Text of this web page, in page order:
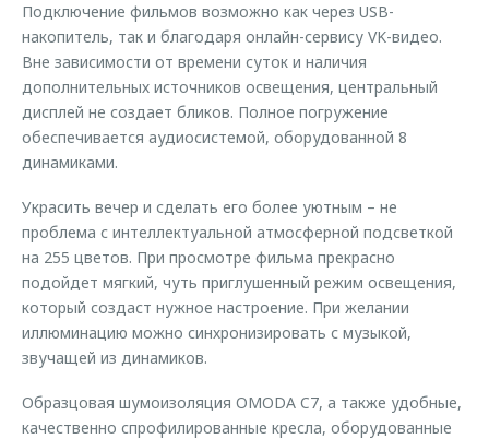
Подключение фильмов возможно как через USB-
накопитель, так и благодаря онлайн-сервису VK-видео.
Вне зависимости от времени суток и наличия
дополнительных источников освещения, центральный
дисплей не создает бликов. Полное погружение
обеспечивается аудиосистемой, оборудованной 8
динамиками.
Украсить вечер и сделать его более уютным – не
проблема с интеллектуальной атмосферной подсветкой
на 255 цветов. При просмотре фильма прекрасно
подойдет мягкий, чуть приглушенный режим освещения,
который создаст нужное настроение. При желании
иллюминацию можно синхронизировать с музыкой,
звучащей из динамиков.
Образцовая шумоизоляция OMODA C7, а также удобные,
качественно спрофилированные кресла, оборудованные